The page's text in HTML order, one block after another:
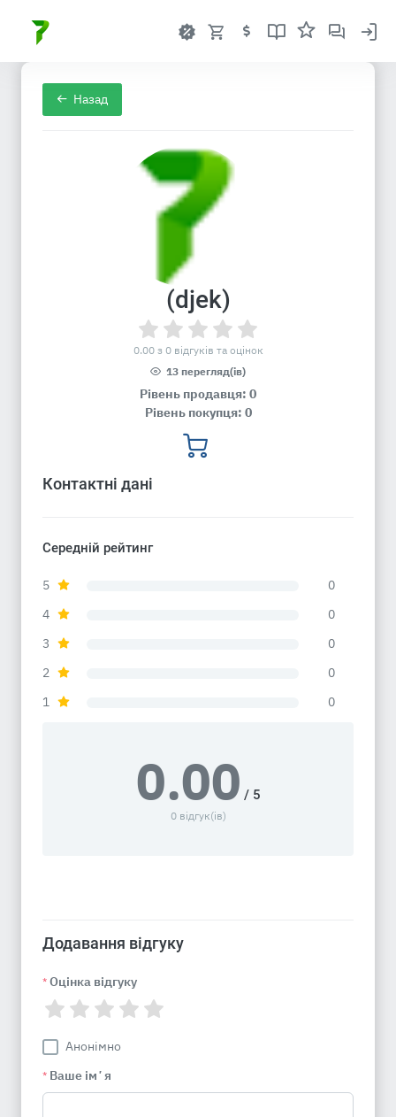
Назад
(djek)
0.00 з 0 відгуків та оцінок
13 перегляд(ів)
Рівень продавця: 0
Рівень покупця: 0
Контактні дані
Середній рейтинг
5
0
4
0
3
0
2
0
1
0
0.00 / 5
0 відгук(ів)
Додавання відгуку
* Оцінка відгуку
Анонімно
* Ваше імʼя